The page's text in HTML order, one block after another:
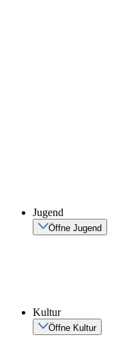
Jugend
Öffne Jugend
Kultur
Öffne Kultur